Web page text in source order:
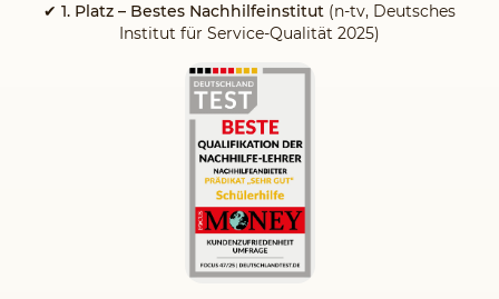
✔ 1. Platz – Bestes Nachhilfeinstitut (n-tv, Deutsches
Institut für Service-Qualität 2025)